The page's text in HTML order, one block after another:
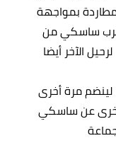
بمواجهة
ساسكي من
الآخر أيضا
مرة أخرى
أخرى عن ساسكي